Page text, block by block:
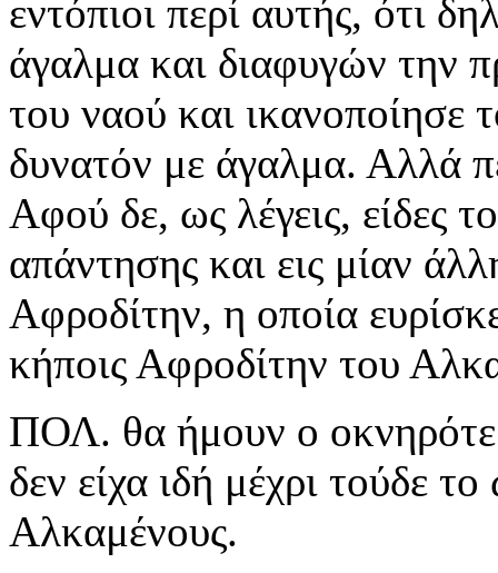
εντόπιοι περί αυτής, ότι
άγαλμα και διαφυγών την
του ναού και ικανοποίησε
δυνατόν με άγαλμα. Αλλά
Αφού δε, ως λέγεις, είδες
απάντησης και εις μίαν
Αφροδίτην, η οποία
κήποις Αφροδίτην του
ΠΟΛ. θα ήμουν ο
δεν είχα ιδή μέχρι τούδε
Αλκαμένους.